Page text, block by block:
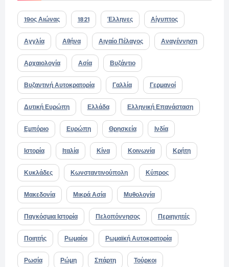
19ος Αιώνας 1821 Έλληνες Αίγυπτος
Αγγλία Αθήνα Αιγαίο Πέλαγος Αναγέννηση
Αρχαιολογία Ασία Βυζάντιο
Βυζαντινή Αυτοκρατορία Γαλλία Γερμανοί
Δυτική Ευρώπη Ελλάδα Ελληνική Επανάσταση
Εμπόριο Ευρώπη Θρησκεία Ινδία
Ιστορία Ιταλία Κίνα Κοινωνία Κρήτη
Κυκλάδες Κωνσταντινούπολη Κύπρος
Μακεδονία Μικρά Ασία Μυθολογία
Παγκόσμια Ιστορία Πελοπόννησος Περιηγητές
Ποιητής Ρωμαίοι Ρωμαϊκή Αυτοκρατορία
Ρωσία Ρώμη Σπάρτη Τούρκοι